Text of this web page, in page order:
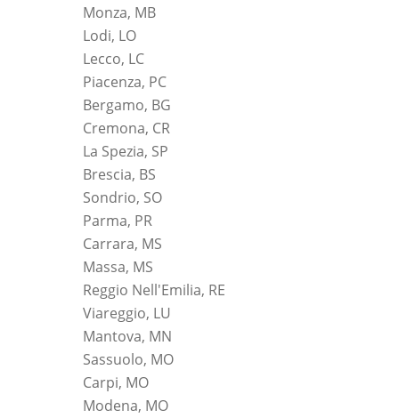
Monza, MB
Lodi, LO
Lecco, LC
Piacenza, PC
Bergamo, BG
Cremona, CR
La Spezia, SP
Brescia, BS
Sondrio, SO
Parma, PR
Carrara, MS
Massa, MS
Reggio Nell'Emilia, RE
Viareggio, LU
Mantova, MN
Sassuolo, MO
Carpi, MO
Modena, MO